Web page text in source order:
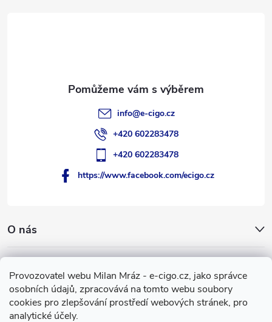
Provozovatel webu Milan Mráz - e-cigo.cz, jako správce
osobních údajů, zpracovává na tomto webu soubory
cookies pro zlepšování prostředí webových stránek, pro
analytické účely.
O nás
Facebook
info@e-cigo.cz
+420 602283478
+420 602283478
https://www.facebook.com/ecigo.cz